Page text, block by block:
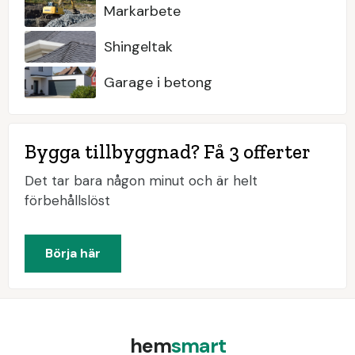
Markarbete
Shingeltak
Garage i betong
Bygga tillbyggnad? Få 3 offerter
Det tar bara någon minut och är helt
förbehållslöst
Börja här
hemsmart